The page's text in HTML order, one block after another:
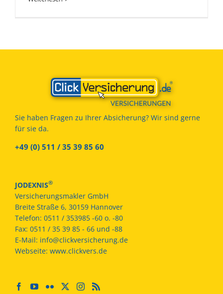
Sie haben Fragen zu Ihrer Absicherung? Wir sind gerne
für sie da.
+49 (0) 511 / 35 39 85 60
JODEXNIS®
Versicherungsmakler GmbH
Breite Straße 6, 30159 Hannover
Telefon: 0511 / 353985 -60 o. -80
Fax: 0511 / 35 39 85 - 66 und -88
E-Mail: info@clickversicherung.de
Webseite: www.clickvers.de